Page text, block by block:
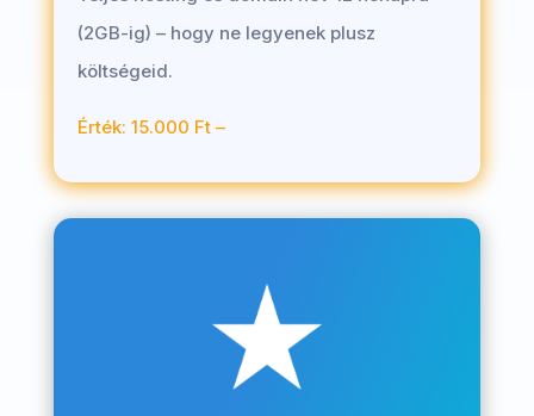
(2GB-ig) – hogy ne legyenek plusz
költségeid.
Érték: 15.000 Ft –